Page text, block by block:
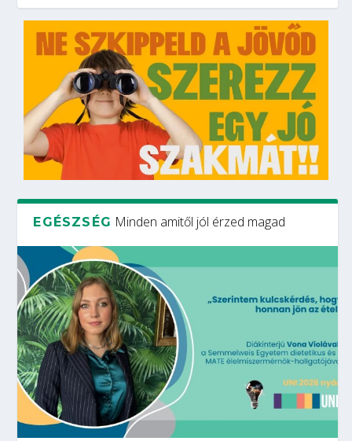
EGÉSZSÉG Minden amitől jól érzed magad